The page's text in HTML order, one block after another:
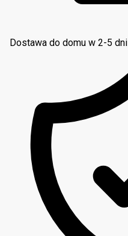
Dostawa do domu w 2-5 dni